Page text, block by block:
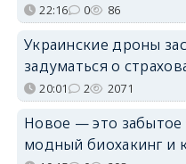
22:16 0 86
Украинские дроны
задуматься о
20:01 2 2071
Новое — это забытое
модный биохакинг и